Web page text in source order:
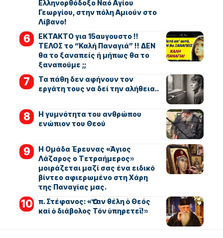
Ελληνορθόδοξο Ναό Αγίου
Γεωργίου, στην πόλη Αμιούν στο
Λίβανο!
ΕΚΤΑΚΤΟ για 15αυγουστο !!
ΤΕΛΟΣ το “Καλή Παναγιά” !! ΔΕΝ
θα το ξαναπείς ή μήπως θα το
ξαναπούμε ;;
Τα πάθη δεν αφήνουν τον
εργάτη τους να δεί την αλήθεια..
Η γυμνότητα του ανθρώπου
ενώπιον του Θεού
Η Ομάδα Έρευνας «Άγιος
Λάζαρος ο Τετραήμερος»
μοιράζεται μαζί σας ένα ειδικό
βίντεο αφιερωμένο στη Χάρη
της Παναγίας μας.
π. Στέφανος: «Ὅταν θέλη ὁ Θεός
καί ὁ διάβολος Τόν ὑπηρετεῖ!»